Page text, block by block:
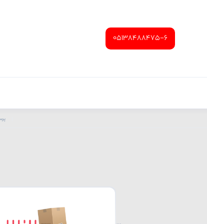
05138488475-6